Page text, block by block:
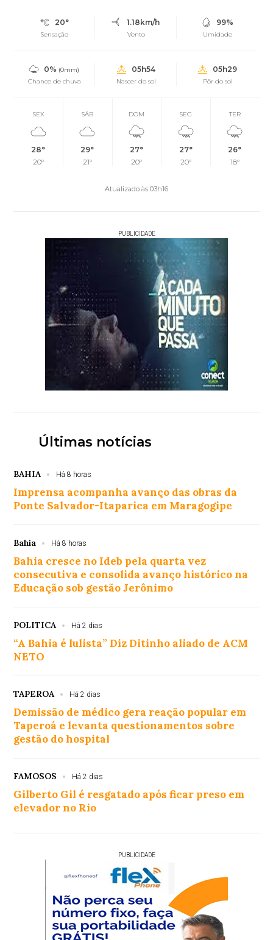
20°
Sensação
1.18km/h
Vento
99%
Umidade
0% (0mm)
Chance de chuva
05h54
Nascer do sol
05h29
Pôr do sol
SEX
28°
20°
SÁB
29°
21°
DOM
27°
20°
SEG
27°
20°
TER
26°
18°
Atualizado às 03h16
PUBLICIDADE
Últimas notícias
BAHIA Há 8 horas
Imprensa acompanha avanço das obras da
Ponte Salvador-Itaparica em Maragogipe
Bahia Há 8 horas
Bahia cresce no Ideb pela quarta vez
consecutiva e consolida avanço histórico na
Educação sob gestão Jerônimo
POLITICA Há 2 dias
“A Bahia é lulista” Diz Ditinho aliado de ACM
NETO
TAPEROA Há 2 dias
Demissão de médico gera reação popular em
Taperoá e levanta questionamentos sobre
gestão do hospital
FAMOSOS Há 2 dias
Gilberto Gil é resgatado após ficar preso em
elevador no Rio
PUBLICIDADE